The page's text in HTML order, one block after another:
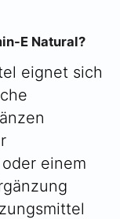
E Natural?
eignet sich
einem